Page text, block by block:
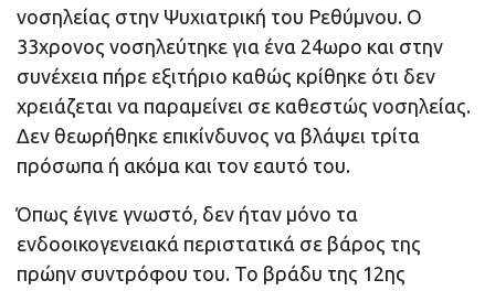
νοσηλείας στην Ψυχιατρική του Ρεθύμνου. Ο
33χρονος νοσηλεύτηκε για ένα 24ωρο και στην
συνέχεια πήρε εξιτήριο καθώς κρίθηκε ότι δεν
χρειάζεται να παραμείνει σε καθεστώς νοσηλείας.
Δεν θεωρήθηκε επικίνδυνος να βλάψει τρίτα
πρόσωπα ή ακόμα και τον εαυτό του.
Όπως έγινε γνωστό, δεν ήταν μόνο τα
ενδοοικογενειακά περιστατικά σε βάρος της
πρώην συντρόφου του. Το βράδυ της 12ης